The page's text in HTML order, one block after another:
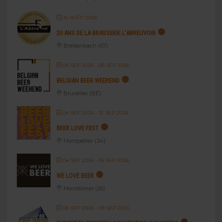
30 AOÛT 2026
20 ANS DE LA BRASSERIE L’ABREUVOIR
Breitenbach (67)
04 SEP 2026- 06 SEP 2026
BELGIAN BEER WEEKEND
Bruxelles (BE)
04 SEP 2026- 12 SEP 2026
BEER LOVE FEST
Montpellier (34)
04 SEP 2026- 05 SEP 2026
WE LOVE BEER
Montélimar (26)
06 SEP 2026- 09 SEP 2026